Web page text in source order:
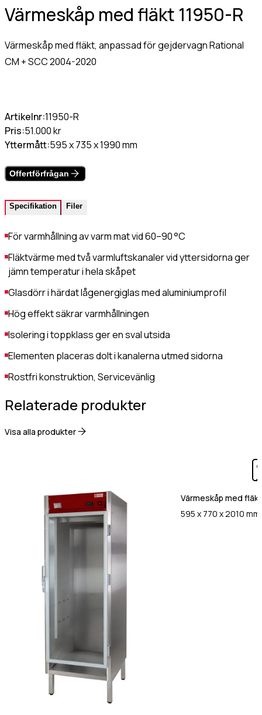
Värmeskåp med fläkt 11950-R
Värmeskåp med fläkt, anpassad för gejdervagn Rational
CM + SCC 2004-2020
Artikelnr:11950-R
Pris:51.000 kr
Yttermått:595 x 735 x 1990 mm
Offertförfrågan
Specifikation Filer
För varmhållning av varm mat vid 60–90 °C
Fläktvärme med två varmluftskanaler vid yttersidorna ger
jämn temperatur i hela skåpet
Glasdörr i härdat lågenergiglas med aluminiumprofil
Hög effekt säkrar varmhållningen
Isolering i toppklass ger en sval utsida
Elementen placeras dolt i kanalerna utmed sidorna
Rostfri konstruktion, Servicevänlig
Relaterade produkter
Visa alla produkter
Värmeskåp med
595 x 770 x 2010 mm
Tekniks